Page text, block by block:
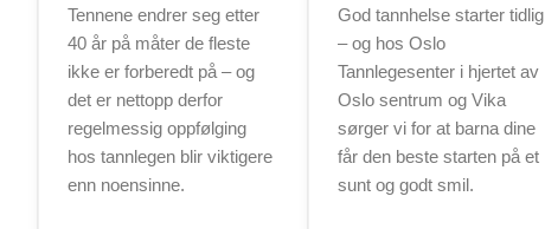
Tennene endrer seg etter
40 år på måter de fleste
ikke er forberedt på – og
det er nettopp derfor
regelmessig oppfølging
hos tannlegen blir viktigere
enn noensinne.
God tannhelse starter tidlig
– og hos Oslo
Tannlegesenter i hjertet av
Oslo sentrum og Vika
sørger vi for at barna dine
får den beste starten på et
sunt og godt smil.